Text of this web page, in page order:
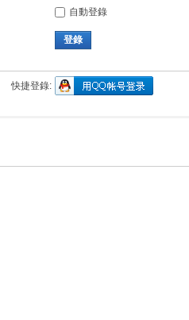
自動登錄
登錄
快捷登錄: